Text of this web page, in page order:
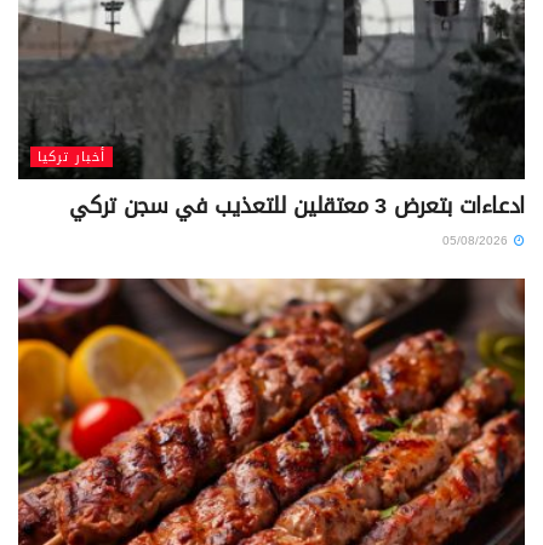
أخبار تركيا
ادعاءات بتعرض 3 معتقلين للتعذيب في سجن تركي